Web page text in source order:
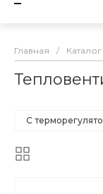
Главная /
С